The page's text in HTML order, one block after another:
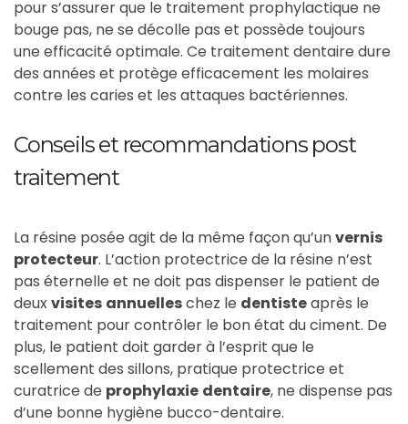
pour s’assurer que le traitement prophylactique ne
bouge pas, ne se décolle pas et possède toujours
une efficacité optimale. Ce traitement dentaire dure
des années et protège efficacement les molaires
contre les caries et les attaques bactériennes.
Conseils et recommandations post
traitement
La résine posée agit de la même façon qu’unvernis
protecteur. L’action protectrice de la résine n’est
pas éternelle et ne doit pas dispenser le patient de
deuxvisites annuelleschez le dentisteaprès le
traitement pour contrôler le bon état du ciment. De
plus, le patient doit garder à l’esprit que le
scellement des sillons, pratique protectrice et
curatrice de prophylaxie dentaire, ne dispense pas
d’une bonne hygiène bucco-dentaire.